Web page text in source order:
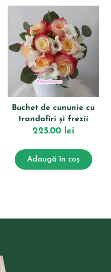
Buchet de cununie cu
trandafiri și frezii
225.00 lei
Adaugă în coș